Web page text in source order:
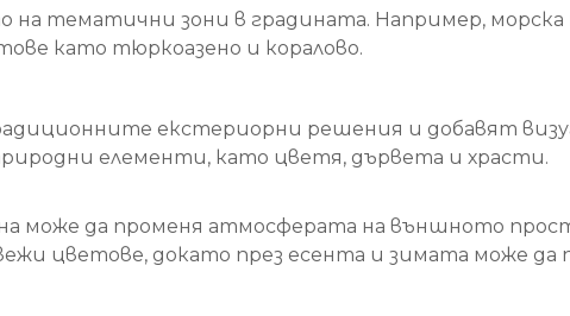
тематични зони в градината. Например, морска
като тюркоазено и коралово.
екстериорни решения и добавят
елементи, като цветя, дървета и храсти.
може да променя атмосферата на външното
цветове, докато през есента и зимата може да